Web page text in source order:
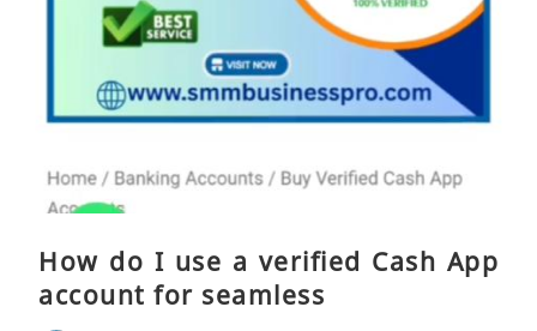
How do I use a verified Cash App
account for seamless